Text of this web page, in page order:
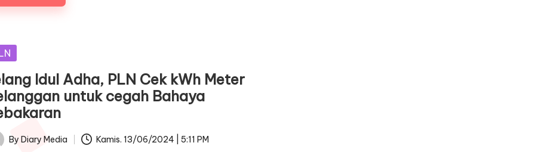
Idul Adha, PLN Cek kWh Meter
untuk cegah Bahaya
By Diary Media Kamis. 13/06/2024 | 5:11 PM